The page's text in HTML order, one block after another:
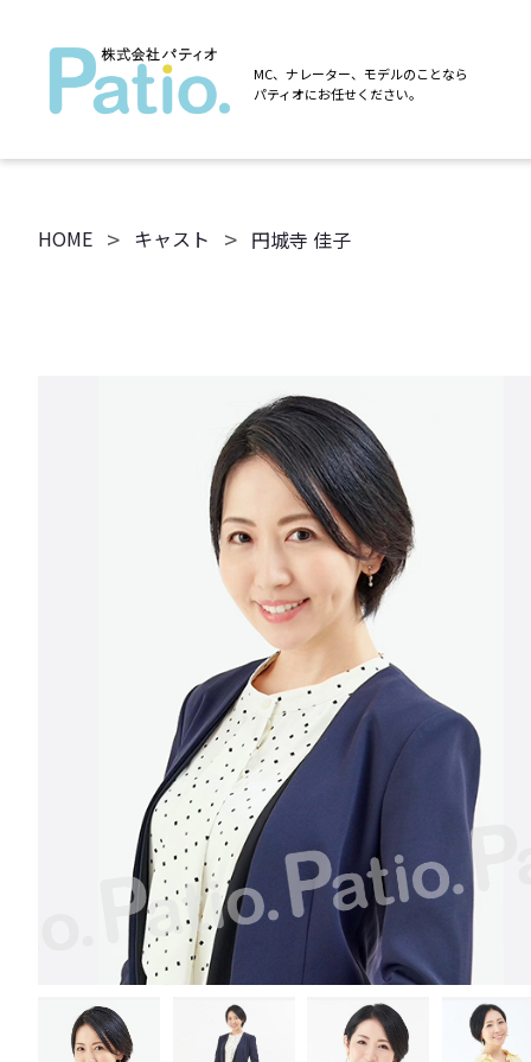
MC、ナレーター、モデルのことなら
パティオにお任せください。
HOME > キャスト > 円城寺 佳子